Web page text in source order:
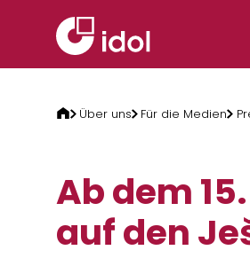
Über uns Für die Medien
Ab dem
auf den